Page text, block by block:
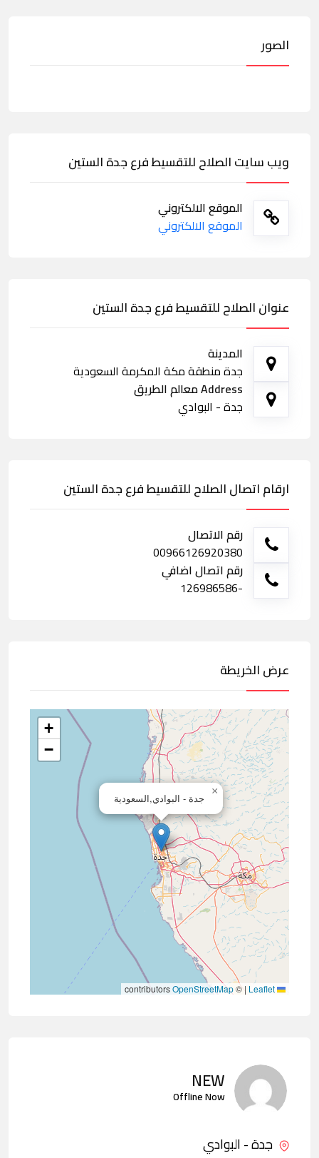
الصور
ويب سايت الصلاح للتقسيط فرع جدة الستين
الموقع الالكتروني
الموقع الالكتروني
عنوان الصلاح للتقسيط فرع جدة الستين
المدينة
جدة منطقة مكة المكرمة السعودية
Address معالم الطريق
جدة - البوادي
ارقام اتصال الصلاح للتقسيط فرع جدة الستين
رقم الاتصال
00966126920380
رقم اتصال اضافي
-126986586
عرض الخريطة
جدة - البوادي,السعودية
×
+
−
|
©
OpenStreetMap
NEW
Offline Now
جدة - البوادي